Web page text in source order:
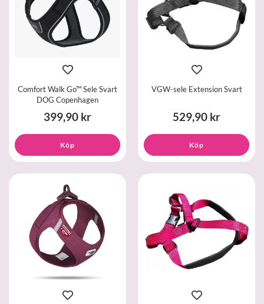
Comfort Walk Go™ Sele Svart
DOG Copenhagen
399,90 kr
Köp
VGW-sele Extension Svart
529,90 kr
Köp